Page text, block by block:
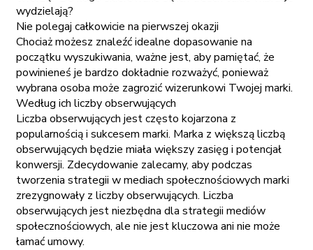
wydzielają?
Nie polegaj całkowicie na pierwszej okazji
Chociaż możesz znaleźć idealne dopasowanie na
początku wyszukiwania, ważne jest, aby pamiętać, że
powinieneś je bardzo dokładnie rozważyć, ponieważ
wybrana osoba może zagrozić wizerunkowi Twojej marki.
Według ich liczby obserwujących
Liczba obserwujących jest często kojarzona z
popularnością i sukcesem marki. Marka z większą liczbą
obserwujących będzie miała większy zasięg i potencjał
konwersji. Zdecydowanie zalecamy, aby podczas
tworzenia strategii w mediach społecznościowych marki
zrezygnowały z liczby obserwujących. Liczba
obserwujących jest niezbędna dla strategii mediów
społecznościowych, ale nie jest kluczowa ani nie może
łamać umowy.